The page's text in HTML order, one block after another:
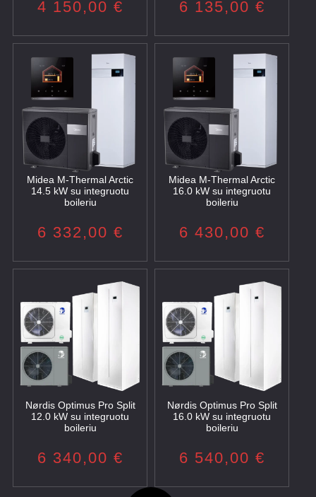
4 150,00 € 6 135,00 €
Midea M-Thermal Arctic
14.5 kW su integruotu
boileriu
6 332,00 €
Midea M-Thermal Arctic
16.0 kW su integruotu
boileriu
6 430,00 €
Nørdis Optimus Pro Split
12.0 kW su integruotu
boileriu
6 340,00 €
Nørdis Optimus Pro Split
16.0 kW su integruotu
boileriu
6 540,00 €